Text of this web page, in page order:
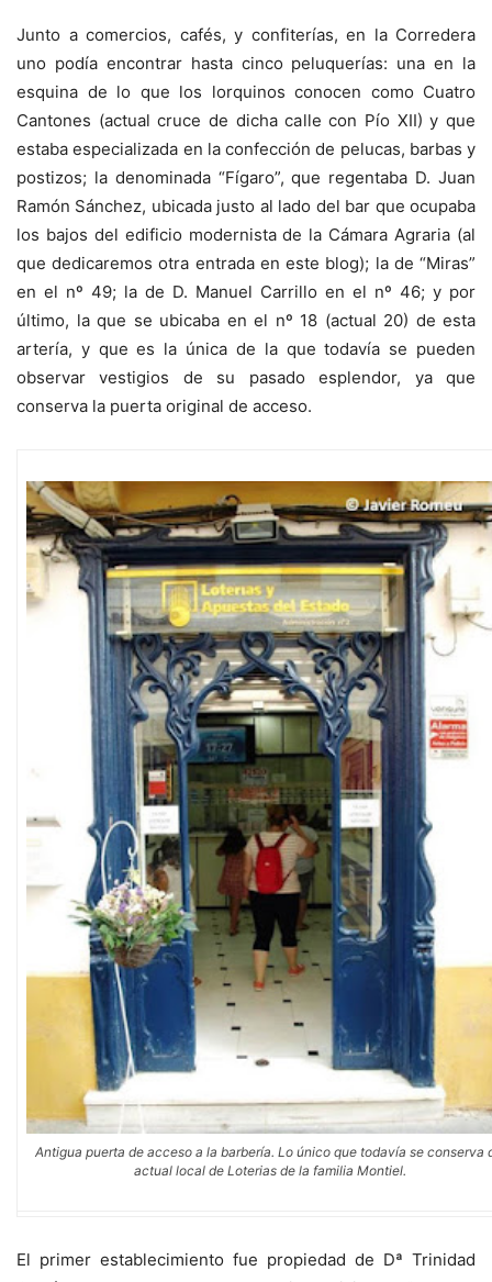
Junto a comercios, cafés, y confiterías, en la Corredera
uno podía encontrar hasta cinco peluquerías: una en la
esquina de lo que los lorquinos conocen como Cuatro
Cantones (actual cruce de dicha calle con Pío XII) y que
estaba especializada en la confección de pelucas, barbas y
postizos; la denominada “Fígaro”, que regentaba D. Juan
Ramón Sánchez, ubicada justo al lado del bar que ocupaba
los bajos del edificio modernista de la Cámara Agraria (al
que dedicaremos otra entrada en este blog); la de “Miras”
en el nº 49; la de D. Manuel Carrillo en el nº 46; y por
último, la que se ubicaba en el nº 18 (actual 20) de esta
artería, y que es la única de la que todavía se pueden
observar vestigios de su pasado esplendor, ya que
conserva la puerta original de acceso.
Antigua puerta de acceso a la barbería. Lo único que todavía se conserva
actual local de Loterias de la familia Montiel.
El primer establecimiento fue propiedad de Dª Trinidad